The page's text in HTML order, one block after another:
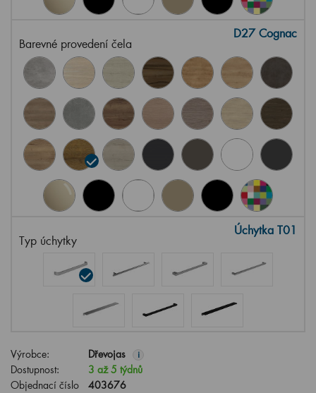
Barevné provedení čela
D27 Cognac
Typ úchytky
Úchytka T01
Výrobce: Dřevojas i
Dostupnost:
3 až 5 týdnů
Objednací číslo
403676